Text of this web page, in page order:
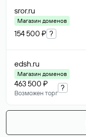
sror.ru
Магазин доменов
154 500 ₽ ?
edsh.ru
Магазин доменов
463 500 ₽
Возможен торг
?